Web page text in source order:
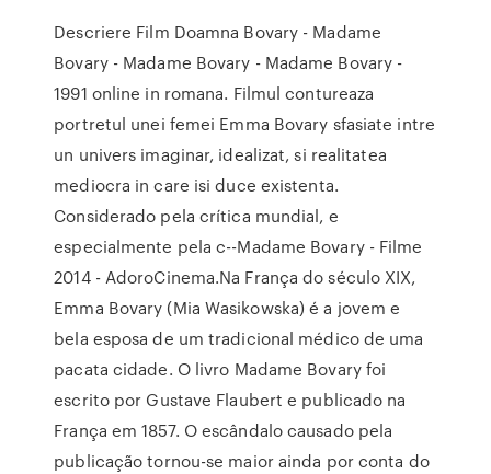
Descriere Film Doamna Bovary - Madame
Bovary - Madame Bovary - Madame Bovary -
1991 online in romana. Filmul contureaza
portretul unei femei Emma Bovary sfasiate intre
un univers imaginar, idealizat, si realitatea
mediocra in care isi duce existenta.
Considerado pela crítica mundial, e
especialmente pela c--Madame Bovary - Filme
2014 - AdoroCinema.Na França do século XIX,
Emma Bovary (Mia Wasikowska) é a jovem e
bela esposa de um tradicional médico de uma
pacata cidade. O livro Madame Bovary foi
escrito por Gustave Flaubert e publicado na
França em 1857. O escândalo causado pela
publicação tornou-se maior ainda por conta do